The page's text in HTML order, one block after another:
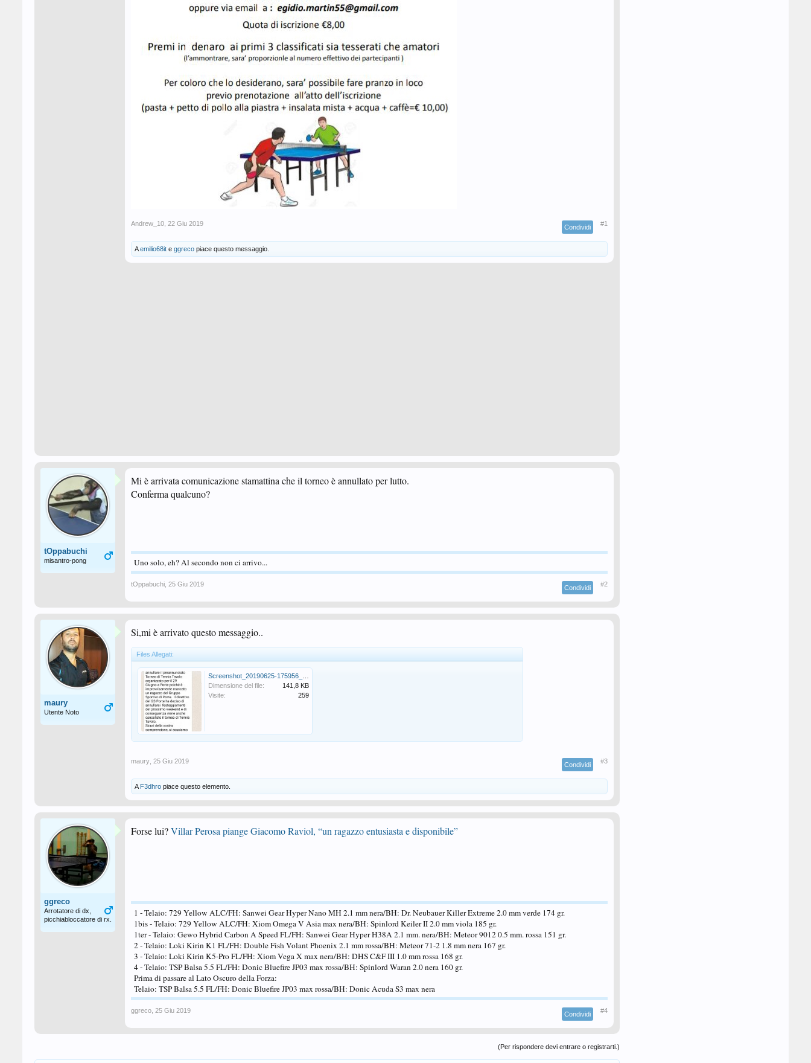
Andrew_10 22 Giu 2019 Condividi #1
Aemilio68it e ggreco piace questo messaggio.
tOppabuchi
misantro-pong
Mi è arrivata comunicazione stamattina che il torneo è annullato per lutto.
Conferma qualcuno?
Uno solo, eh? Al secondo non ci arrivo...
tOppabuchi 25 Giu 2019 Condividi #2
maury
Utente Noto
Si,mi è arrivato questo messaggio..
Files Allegati:
Dimensione del file:
141,8 KB
Visite:
259
maury 25 Giu 2019 Condividi #3
A F3dhro piace questo elemento.
ggreco
Arrotatore di dx,
picchiabloccatore di rx.
Forse lui?Villar Perosa piange Giacomo Raviol, “un ragazzo entusiasta e disponibile”
1 - Telaio: 729 Yellow ALC/FH: Sanwei Gear Hyper Nano MH 2.1 mm nera/BH: Dr. Neubauer Killer Extreme 2.0 mm verde 174 gr.
1bis - Telaio: 729 Yellow ALC/FH: Xiom Omega V Asia max nera/BH: Spinlord Keiler II 2.0 mm viola 185 gr.
1ter - Telaio: Gewo Hybrid Carbon A Speed FL/FH: Sanwei Gear Hyper H38A 2.1 mm. nera/BH: Meteor 9012 0.5 mm. rossa 151 gr.
2 - Telaio: Loki Kirin K1 FL/FH: Double Fish Volant Phoenix 2.1 mm rossa/BH: Meteor 71-2 1.8 mm nera 167 gr.
3 - Telaio: Loki Kirin K5-Pro FL/FH: Xiom Vega X max nera/BH: DHS C&F III 1.0 mm rossa 168 gr.
4 - Telaio: TSP Balsa 5.5 FL/FH: Donic Bluefire JP03 max rossa/BH: Spinlord Waran 2.0 nera 160 gr.
Prima di passare al Lato Oscuro della Forza:
Telaio: TSP Balsa 5.5 FL/FH: Donic Bluefire JP03 max rossa/BH: Donic Acuda S3 max nera
ggreco 25 Giu 2019 Condividi #4
(Per rispondere devi entrare o registrarti.)